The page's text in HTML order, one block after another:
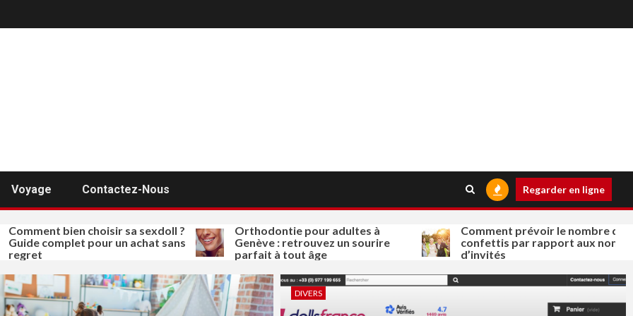
Voyage Contactez-Nous Regarder en ligne
bien choisir sa sexdoll ?
complet pour un achat sans
Orthodontie pour adultes à
Genève : retrouvez un sourire
parfait à tout âge
Comment prévoir le nombre de
confettis par rapport aux nombres
d’invités
DIVERS